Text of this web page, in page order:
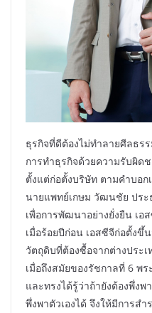
ธุรกิจที่ดีต้องไม่ทำลายศีลธร
การทำธุรกิจด้วยความรับผิด
ตั้งแต่ก่อตั้งบริษัท ตามคำบอ
นายแพทย์เกษม วัฒนชัย ปร
เพื่อการพัฒนาอย่างยั่งยืน เอ
เมื่อร้อยปีก่อน เอสซีจีก่อตั้งขึ้
วัตถุดิบที่ต้องซื้อจากต่างประ
เมื่อถึงสมัยของรัชกาลที่ 6 พ
และทรงได้รู้ว่าถ้ายังต้องพึ่ง
พึ่งพาตัวเองได้ จึงให้มีการส